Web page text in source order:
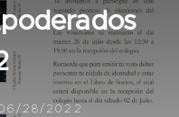
28/2022